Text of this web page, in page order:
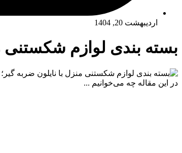
اردیبهشت 20, 1404
بسته بندی لوازم شکستنی
در این مقاله چه می‌خوانیم ...